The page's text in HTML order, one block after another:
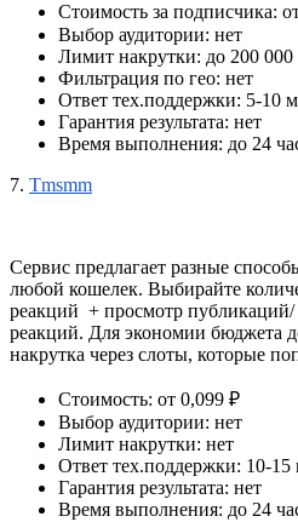
Стоимость за подписчика:
Выбор аудитории: нет
Лимит накрутки: до 200
Фильтрация по гео: нет
Ответ тех.поддержки: 5-10
Гарантия результата: нет
Время выполнения: до 24
7. Tmsmm
Сервис предлагает разные
любой кошелек. Выбирайте
реакций + просмотр
реакций. Для экономии бюджета
накрутка через слоты, которые
Стоимость: от 0,099 ₽
Выбор аудитории: нет
Лимит накрутки: нет
Ответ тех.поддержки: 10-15
Гарантия результата: нет
Время выполнения: до 24